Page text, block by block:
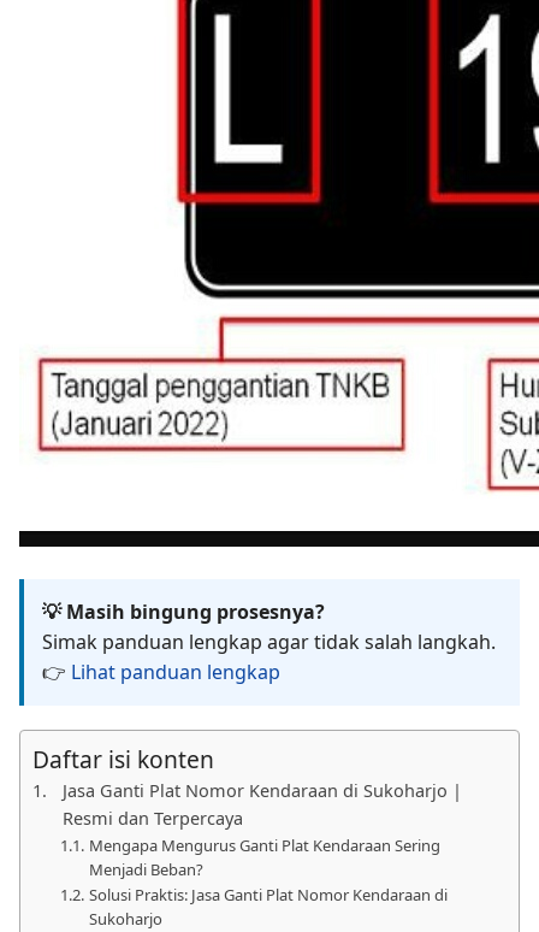
💡 Masih bingung prosesnya?
Simak panduan lengkap agar tidak salah langkah.
👉 Lihat panduan lengkap
Daftar isi konten
Jasa Ganti Plat Nomor Kendaraan di Sukoharjo |
Resmi dan Terpercaya
Mengapa Mengurus Ganti Plat Kendaraan Sering
Menjadi Beban?
Solusi Praktis: Jasa Ganti Plat Nomor Kendaraan di
Sukoharjo